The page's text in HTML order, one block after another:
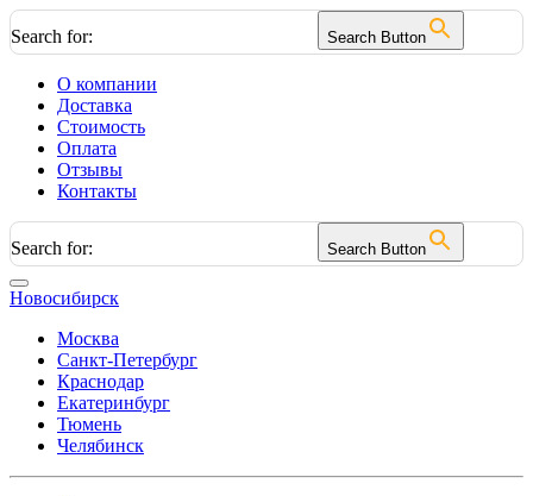
Search for: Search Button
О компании
Доставка
Стоимость
Оплата
Отзывы
Контакты
Search for: Search Button
Новосибирск
Москва
Санкт-Петербург
Краснодар
Екатеринбург
Тюмень
Челябинск